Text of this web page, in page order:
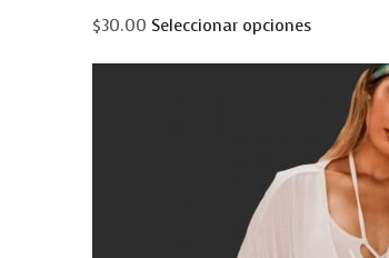
$30.00 Seleccionar opciones